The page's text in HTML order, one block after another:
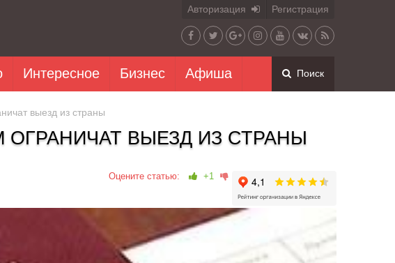
Авторизация Регистрация
Интересное Бизнес Афиша Поиск
выезд из страны
ВЫЕЗД ИЗ СТРАНЫ
Оцените статью: +1